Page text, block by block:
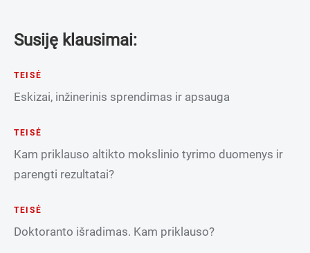
Susiję klausimai:
TEISĖ
Eskizai, inžinerinis sprendimas ir apsauga
TEISĖ
Kam priklauso altikto mokslinio tyrimo duomenys ir
parengti rezultatai?
TEISĖ
Doktoranto išradimas. Kam priklauso?